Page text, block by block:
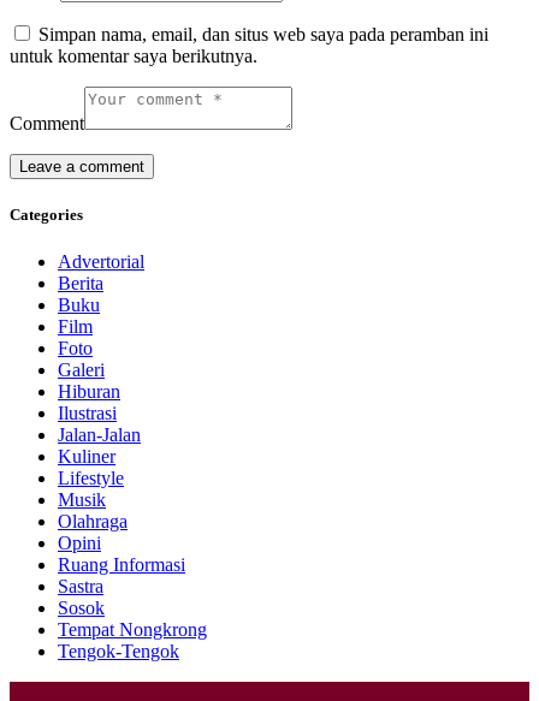
Simpan nama, email, dan situs web saya pada peramban ini
untuk komentar saya berikutnya.
Comment
Categories
Advertorial
Berita
Buku
Film
Foto
Galeri
Hiburan
Ilustrasi
Jalan-Jalan
Kuliner
Lifestyle
Musik
Olahraga
Opini
Ruang Informasi
Sastra
Sosok
Tempat Nongkrong
Tengok-Tengok